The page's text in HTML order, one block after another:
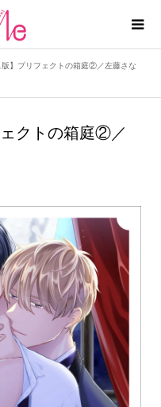
版】プリフェクトの箱庭②／左藤さな
ェクトの箱庭②／